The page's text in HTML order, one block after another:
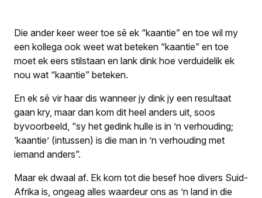
Die ander keer weer toe sê ek “kaantie” en toe wil my
een kollega ook weet wat beteken “kaantie” en toe
moet ek eers stilstaan en lank dink hoe verduidelik ek
nou wat “kaantie” beteken.
En ek sê vir haar dis wanneer jy dink jy een resultaat
gaan kry, maar dan kom dit heel anders uit, soos
byvoorbeeld, “sy het gedink hulle is in ’n verhouding;
‘kaantie’ (intussen) is die man in ’n verhouding met
iemand anders”.
Maar ek dwaal af. Ek kom tot die besef hoe divers Suid-
Afrika is, ongeag alles waardeur ons as ’n land in die